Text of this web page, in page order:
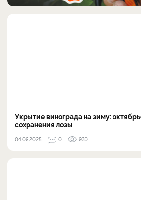
Укрытие винограда на зиму:
сохранения лозы
04.09.2025 0 930